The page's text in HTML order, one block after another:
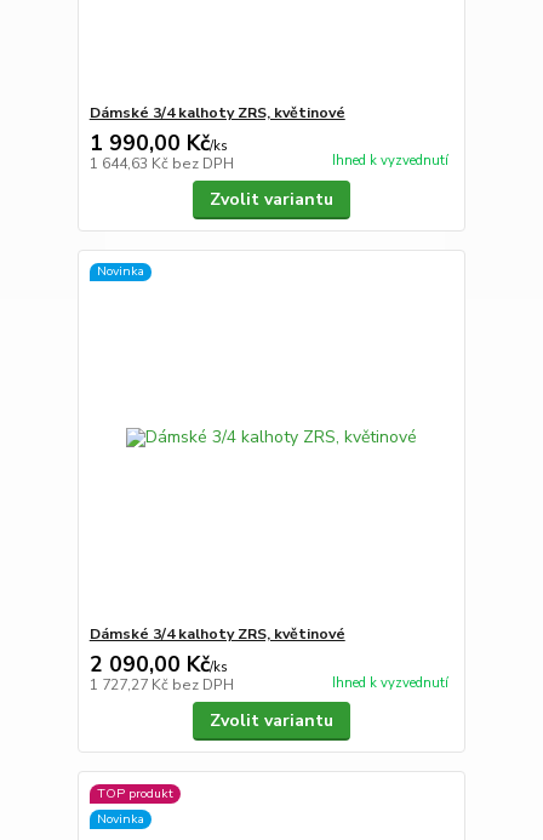
Dámské 3/4 kalhoty ZRS, květinové
1 990,00 Kč/ks
1 644,63 Kč bez DPH Ihned k vyzvednutí
Zvolit variantu
Novinka
Dámské 3/4 kalhoty ZRS, květinové
2 090,00 Kč/ks
1 727,27 Kč bez DPH Ihned k vyzvednutí
Zvolit variantu
TOP produkt
Novinka